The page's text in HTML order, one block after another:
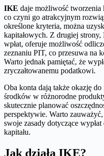
IKE daje możliwość tworzenia
co czyni go atrakcyjnym
określone kryteria, można
kapitałowych. Z drugiej strony,
wpłat, oferuje możliwość
zeznaniu PIT, co przesuwa na
Warto jednak pamiętać, że
zryczałtowanemu podatkowi.
Oba konta dają także okazję
środków w różnorodne
skutecznie planować
perspektywie. Warto
swoje zasady dotyczące
kapitału.
Jak działa IKE?